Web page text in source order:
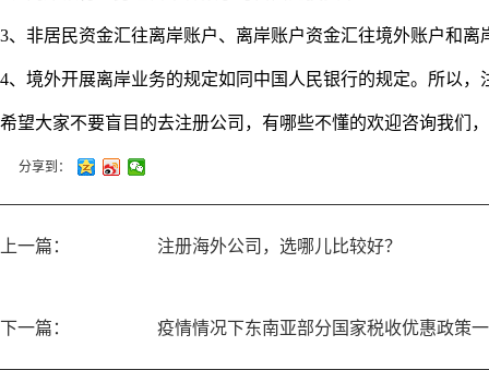
3、非居民资金汇往离岸账户、离岸账户资金汇往境外账户和
4、境外开展离岸业务的规定如同中国人民银行的规定。所以
希望大家不要盲目的去注册公司，有哪些不懂的欢迎咨询我们，
分享到：
上一篇： 注册海外公司，选哪儿比较好？
下一篇： 疫情情况下东南亚部分国家税收优惠政策